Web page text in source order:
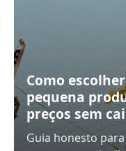
Como
pequena
preços sem
Guia honesto